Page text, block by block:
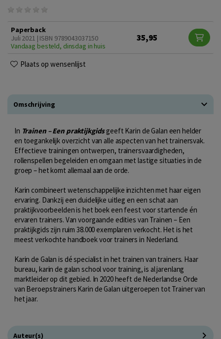
Paperback
Juli 2021 | ISBN 9789043037150
Vandaag besteld, dinsdag in huis
35,95
Plaats op wensenlijst
Omschrijving
In Trainen – Een praktijkgidsgeeft Karin de Galan een helder
en toegankelijk overzicht van alle aspecten van het trainersvak.
Effectieve trainingen ontwerpen, trainersvaardigheden,
rollenspellen begeleiden en omgaan met lastige situaties in de
groep – het komt allemaal aan de orde.
Karin combineert wetenschappelijke inzichten met haar eigen
ervaring. Dankzij een duidelijke uitleg en een schat aan
praktijkvoorbeelden is het boek een feest voor startende én
ervaren trainers. Van voorgaande edities van Trainen – Een
praktijkgids zijn ruim 38.000 exemplaren verkocht. Het is het
meest verkochte handboek voor trainers in Nederland.
Karin de Galan is dé specialist in het trainen van trainers. Haar
bureau, karin de galan school voor training, is al jarenlang
marktleider op dit gebied. In 2020 heeft de Nederlandse Orde
van Beroepstrainers Karin de Galan uitgeroepen tot Trainer van
het jaar.
Auteur(s)